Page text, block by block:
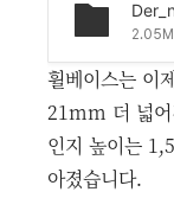
휠베이스는
21mm 더 넓
인지 높이는
아졌습니다.